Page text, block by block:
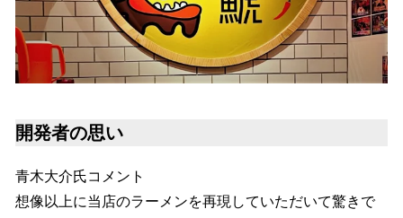
開発者の思い
青木大介氏コメント
想像以上に当店のラーメンを再現していただいて驚きで